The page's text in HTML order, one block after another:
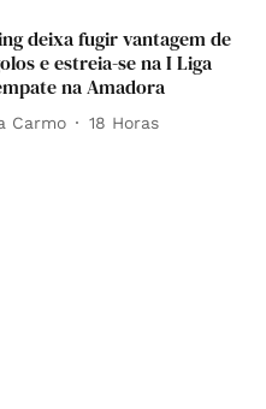
deixa fugir vantagem de
e estreia-se na I Liga
na Amadora
Carmo 18 Horas